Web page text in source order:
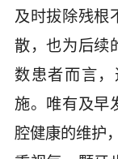
及时拔除残根
散，也为后续
数患者而言
施。唯有及早
腔健康的维护